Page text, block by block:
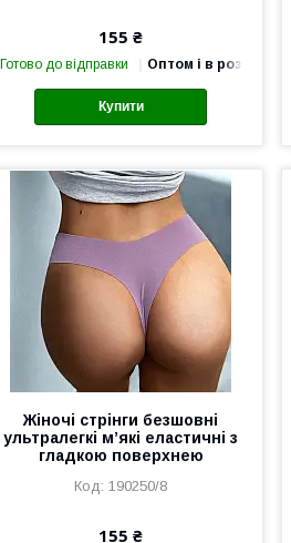
155 ₴
Готово до відправки Оптом і в роздріб
Купити
Жіночі стрінги безшовні
ультралегкі м’які еластичні з
гладкою поверхнею
190250/8
155 ₴